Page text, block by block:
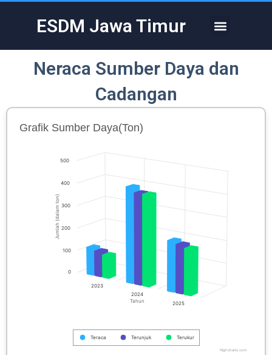
to
content
ESDM Jawa Timur Menu
Neraca Sumber Daya dan
Cadangan
Grafik Sumber Daya(Ton)
Tahun
Jumlah (dalam ton)
Teraca Terunjuk Terukur
2023
2024
2025
0
100
200
300
400
500
Highcharts.com